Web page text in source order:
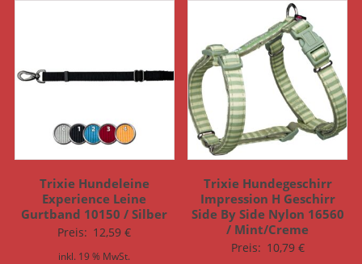
Trixie Hundeleine
Experience Leine
Gurtband 10150 / Silber
Preis: 12,59€
inkl. 19 % MwSt.
Trixie Hundegeschirr
Impression H Geschirr
Side By Side Nylon 16560
/ Mint/Creme
Preis: 10,79 €